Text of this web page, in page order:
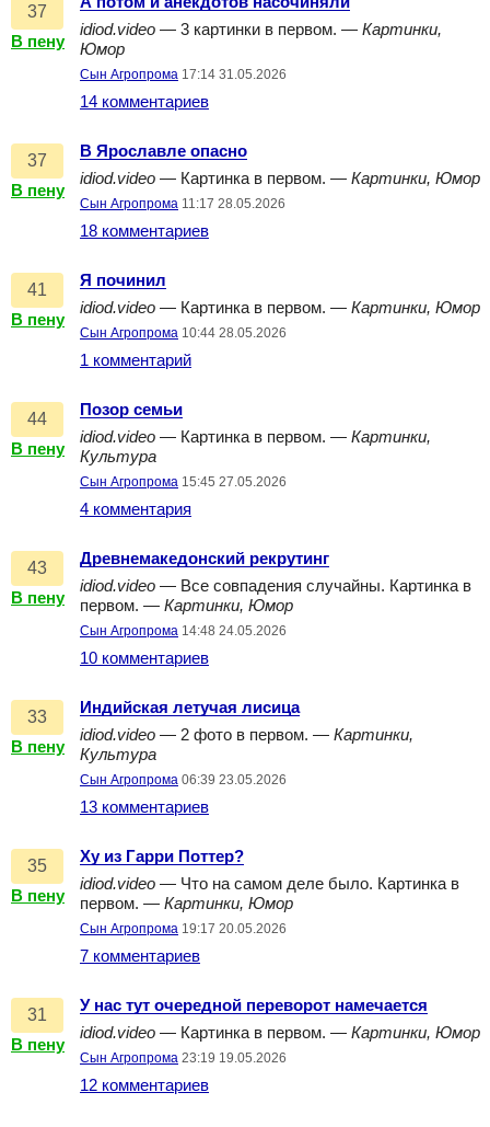
37
В пену
idiod.video — 3 картинки в первом. — Картинки,
Юмор
Сын Агропрома 17:14 31.05.2026
14 комментариев
37
В пену
В Ярославле опасно
idiod.video — Картинка в первом. — Картинки, Юмор
Сын Агропрома 11:17 28.05.2026
18 комментариев
41
В пену
Я починил
idiod.video — Картинка в первом. — Картинки, Юмор
Сын Агропрома 10:44 28.05.2026
1 комментарий
44
В пену
Позор семьи
idiod.video — Картинка в первом. — Картинки,
Культура
Сын Агропрома 15:45 27.05.2026
4 комментария
43
В пену
Древнемакедонский рекрутинг
idiod.video — Все совпадения случайны. Картинка в
первом. — Картинки, Юмор
Сын Агропрома 14:48 24.05.2026
10 комментариев
33
В пену
Индийская летучая лисица
idiod.video — 2 фото в первом. — Картинки,
Культура
Сын Агропрома 06:39 23.05.2026
13 комментариев
35
В пену
Ху из Гарри Поттер?
idiod.video — Что на самом деле было. Картинка в
первом. — Картинки, Юмор
Сын Агропрома 19:17 20.05.2026
7 комментариев
31
В пену
У нас тут очередной переворот намечается
idiod.video — Картинка в первом. — Картинки, Юмор
Сын Агропрома 23:19 19.05.2026
12 комментариев